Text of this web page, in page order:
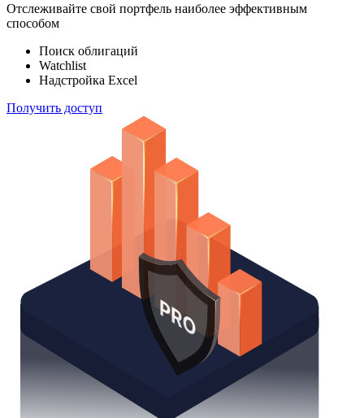
Отслеживайте свой портфель наиболее эффективным
способом
Поиск облигаций
Watchlist
Надстройка Excel
Получить доступ